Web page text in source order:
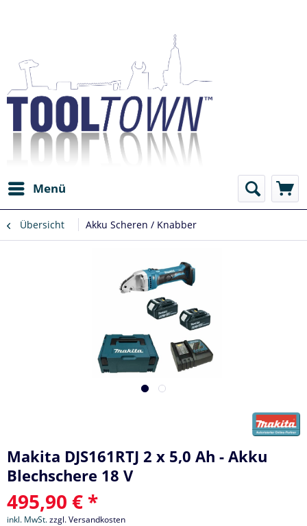
Menü
Übersicht Akku Scheren / Knabber
Makita DJS161RTJ 2 x 5,0 Ah - Akku
Blechschere 18 V
495,90 € *
inkl. MwSt.zzgl. Versandkosten